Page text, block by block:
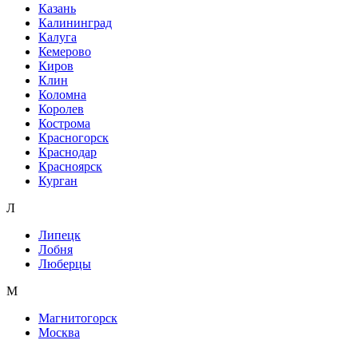
Казань
Калининград
Калуга
Кемерово
Киров
Клин
Коломна
Королев
Кострома
Красногорск
Краснодар
Красноярск
Курган
Л
Липецк
Лобня
Люберцы
М
Магнитогорск
Москва